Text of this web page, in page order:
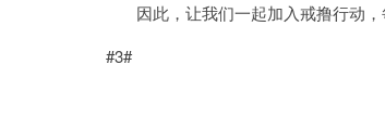
因此，让我们一起加入戒撸行动，
#3#